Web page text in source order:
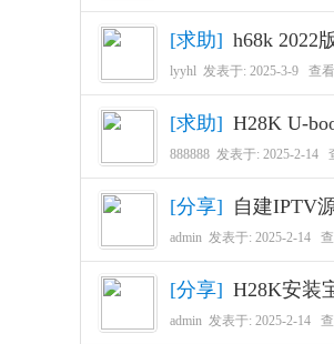
[求助] h68k 2022
lyyhl 发表于: 2025-3-9 查
[求助] H28K U-
888888 发表于: 2025-2-14
[分享] 自建IPTV
admin 发表于: 2025-2-14
[分享] H28K安装
admin 发表于: 2025-2-14